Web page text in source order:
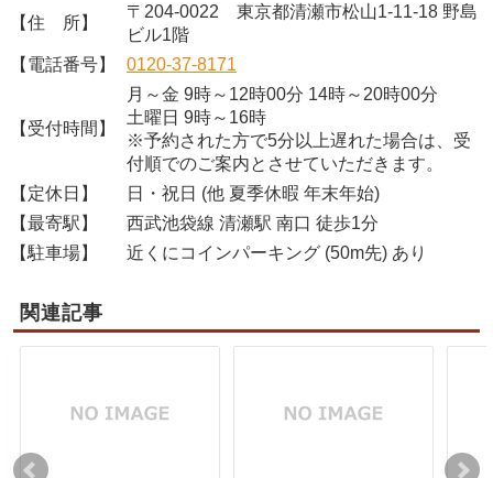
【住 所】
〒204-0022 東京都清瀬市松山1-11-18 野島
ビル1階
【電話番号】
0120-37-8171
【受付時間】
月～金 9時～12時00分 14時～20時00分
土曜日 9時～16時
※予約された方で5分以上遅れた場合は、受
付順でのご案内とさせていただきます。
【定休日】
日・祝日 (他 夏季休暇 年末年始)
【最寄駅】
西武池袋線 清瀬駅 南口 徒歩1分
【駐車場】
近くにコインパーキング (50m先) あり
関連記事